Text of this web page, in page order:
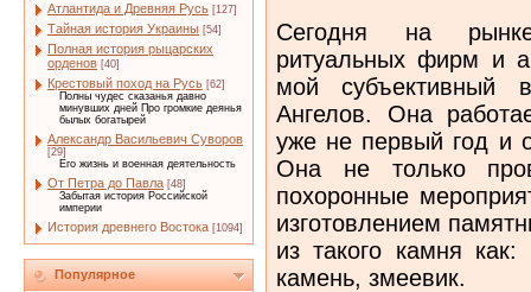
Атлантида и Древняя Русь [127]
Тайная история Украины [54]
Полная история рыцарских
орденов [40]
Крестовый поход на Русь [62]
Полны чудес сказанья давно
минувших дней Про громкие деянья
былых богатырей
Александр Васильевич Суворов
[29]
Его жизнь и военная деятельность
От Петра до Павла [48]
Забытая история Российской
империи
История древнего Востока [1094]
Популярное
Сегодня на
ритуальных фирм и
мой субъективный
Ангелов. Она
уже не первый год и
Она не только
похоронные
изготовлением
из такого камня
камень, змеевик.